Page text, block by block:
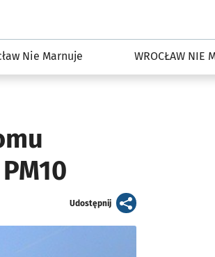
Nie Marnuje WROCŁAW NIE
Udostępnijartykuł